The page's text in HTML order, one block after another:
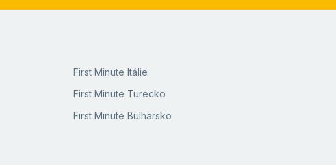
First Minute Itálie
First Minute Turecko
First Minute Bulharsko